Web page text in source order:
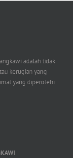
adalah tidak
kerugian yang
yang diperolehi